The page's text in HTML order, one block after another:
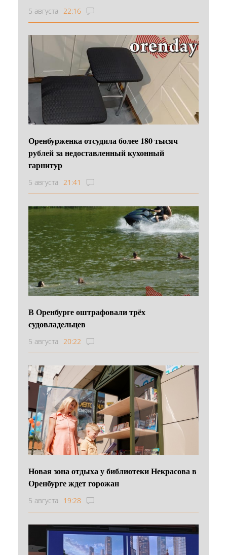
5 августа 22:16
Оренбурженка отсудила более 180 тысяч
рублей за недоставленный кухонный
гарнитур
5 августа 21:41
В Оренбурге оштрафовали трёх
судовладельцев
5 августа 20:22
Новая зона отдыха у библиотеки Некрасова в
Оренбурге ждет горожан
5 августа 19:28